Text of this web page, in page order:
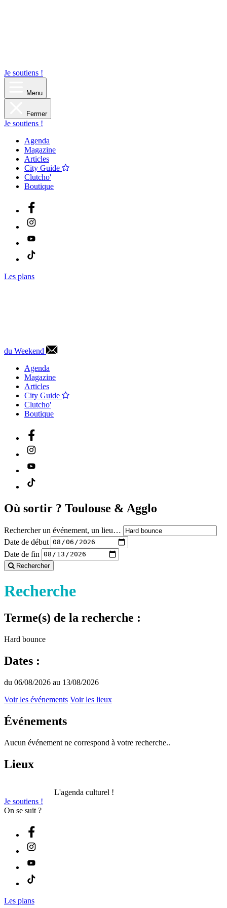
Je soutiens !
Menu
Fermer
Je soutiens !
Agenda
Magazine
Articles
City Guide
Clutcho'
Boutique
Les plans
du Weekend
Agenda
Magazine
Articles
City Guide
Clutcho'
Boutique
Où sortir ? Toulouse & Agglo
Rechercher un événement, un lieu…
Date de début
Date de fin
Rechercher
Recherche
Terme(s) de la recherche :
Hard bounce
Dates :
du 06/08/2026 au 13/08/2026
Voir les événements Voir les lieux
Événements
Aucun événement ne correspond à votre recherche..
Lieux
L'agenda culturel !
Je soutiens !
On se suit ?
Les plans